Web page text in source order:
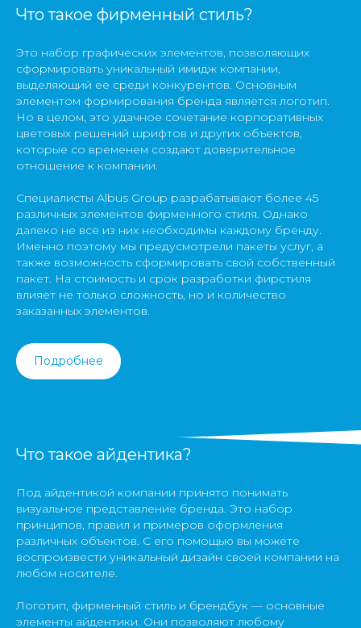
Что такое фирменный стиль?
Это набор графических элементов, позволяющих
сформировать уникальный имидж компании,
выделяющий ее среди конкурентов. Основным
элементом формирования бренда является логотип.
Но в целом, это удачное сочетание корпоративных
цветовых решений шрифтов и других объектов,
которые со временем создают доверительное
отношение к компании.
Специалисты Albus Group разрабатывают более 45
различных элементов фирменного стиля. Однако
далеко не все из них необходимы каждому бренду.
Именно поэтому мы предусмотрели пакеты услуг, а
также возможность сформировать свой собственный
пакет. На стоимость и срок разработки фирстиля
влияет не только сложность, но и количество
заказанных элементов.
Подробнее
Что такое айдентика?
Под айдентикой компании принято понимать
визуальное представление бренда. Это набор
принципов, правил и примеров оформления
различных объектов. С его помощью вы можете
воспроизвести уникальный дизайн своей компании на
любом носителе.
Логотип, фирменный стиль и брендбук — основные
элементы айдентики. Они позволяют любому